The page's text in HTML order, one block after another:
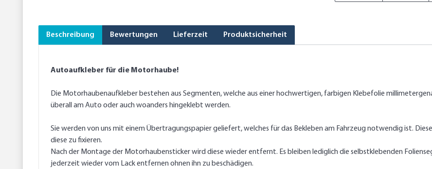
Beschreibung Bewertungen Lieferzeit Produktsicherheit
Autoaufkleber für die Motorhaube!
Die Motorhaubenaufkleber bestehen aus Segmenten, welche aus einer hochwertigen, farbigen Klebefolie
überall am Auto oder auch woanders hingeklebt werden.
Sie werden von uns mit einem Übertragungspapier geliefert, welches für das Bekleben am Fahrzeug notwendig ist.
diese zu fixieren.
Nach der Montage der Motorhaubensticker wird diese wieder entfernt. Es bleiben lediglich die selbstklebenden
jederzeit wieder vom Lack entfernen ohnen ihn zu beschädigen.